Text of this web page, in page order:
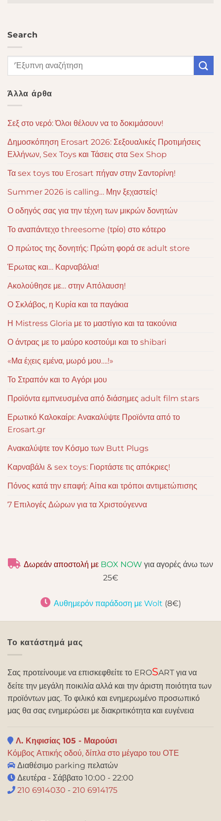
Search
Άλλα άρθα
Σεξ στο νερό: Όλοι θέλουν να το δοκιμάσουν!
Δημοσκόπηση Erosart 2026: Σεξουαλικές Προτιμήσεις
Ελλήνων, Sex Toys και Τάσεις στα Sex Shop
Τα sex toys του Erosart πήγαν στην Σαντορίνη!
Summer 2026 is calling… Μην ξεχαστείς!
Ο οδηγός σας για την τέχνη των μικρών δονητών
Το αναπάντεχο threesome (τρίο) στο κότερο
Ο πρώτος της δονητής: Πρώτη φορά σε adult store
Έρωτας και… Καρναβάλια!
Ακολούθησε με… στην Απόλαυση!
Ο Σκλάβος, η Κυρία και τα παγάκια
Η Mistress Gloria με το μαστίγιο και τα τακούνια
Ο άντρας με το μαύρο κοστούμι και το shibari
«Μα έχεις εμένα, μωρό μου….!»
Το Στραπόν και το Αγόρι μου
Προϊόντα εμπνευσμένα από διάσημες adult film stars
Ερωτικό Καλοκαίρι: Ανακαλύψτε Προϊόντα από το
Erosart.gr
Ανακαλύψτε τον Κόσμο των Butt Plugs
Καρναβάλι & sex toys: Γιορτάστε τις απόκριες!
Πόνος κατά την επαφή: Αίτια και τρόποι αντιμετώπισης
7 Επιλογές Δώρων για τα Χριστούγεννα
Δωρεάν αποστολή με BOX NOW για αγορές άνω των
25€
Αυθημερόν παράδοση με Wolt (8€)
Το κατάστημά μας
Σας προτείνουμε να επισκεφθείτε το EROSART για να
δείτε την μεγάλη ποικιλία αλλά και την άριστη ποιότητα των
προϊόντων μας. Το φιλικό και ενημερωμένο προσωπικό
μας θα σας ενημερώσει με διακριτικότητα και ευγένεια
Λ. Κηφισίας 105 - Μαρούσι
Κόμβος Αττικής οδού, δίπλα στο μέγαρο του ΟΤΕ
Διαθέσιμο parking πελατών
Δευτέρα - Σάββατο 10:00 - 22:00
210 6914030 - 210 6914175